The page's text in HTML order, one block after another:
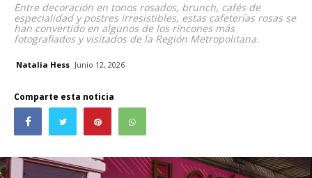
Entre decoración en tonos rosados, brunch, cafés de
especialidad y postres irresistibles, estas cafeterías rosas se
han convertido en algunos de los rincones más
fotografiados y visitados de la Región Metropolitana.
Natalia Hess Junio 12, 2026
Comparte esta noticia